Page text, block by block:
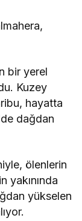
bir yerel
Kuzey
hayatta
dağdan
ölenlerin
yakınında
yükselen